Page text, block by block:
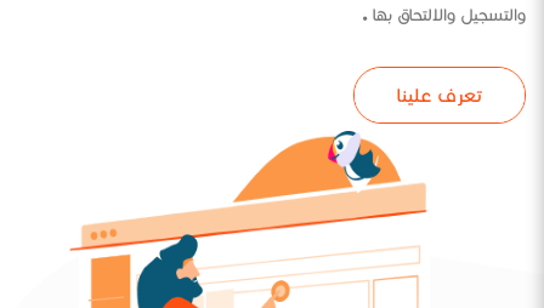
والتسجيل والالتحاق بها .
تعرف علينا